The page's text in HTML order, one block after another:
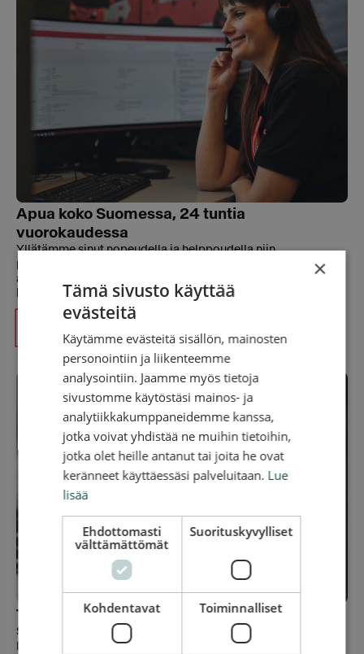
Apua koko Suomessa, 24 tuntia
vuorokaudessa
Yllätämme sinut nopeudella ja helppoudella niin
puhelimessa, verkossa kuin tien päällä. Auttaminen on meille
arkipäivää, mutta sinulle ainutlaatuista. Voit luottaa
kokemukseemme.
Tilaa hinaus-ja tiepalvelu netissä
Soittamisen sijaan voit tehdä tilauksen verkossa. Tilaus
lähetetään automaattisesti lähimmälle hinaus- ja
×
Tämä sivusto käyttää
evästeitä
Käytämme evästeitä sisällön, mainosten
personointiin ja liikenteemme
analysointiin. Jaamme myös tietoja
sivustomme käytöstäsi mainos- ja
analytiikkakumppaneidemme kanssa,
jotka voivat yhdistää ne muihin tietoihin,
jotka olet heille antanut tai joita he ovat
keränneet käyttäessäsi palveluitaan. Lue
lisää
Ehdottomasti
välttämättömät
Suorituskyvylliset
Kohdentavat Toiminnalliset